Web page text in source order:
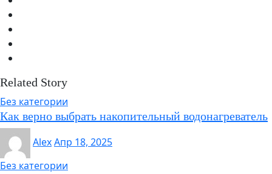
Related Story
Без категории
Как верно выбрать накопительный водонагреватель
AlexАпр 18, 2025
Без категории